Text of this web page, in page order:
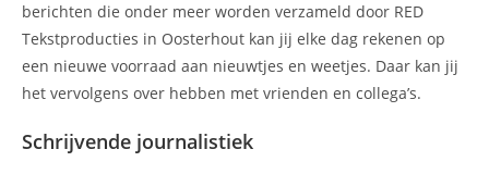
berichten die onder meer worden verzameld door RED
Tekstproducties in Oosterhout kan jij elke dag rekenen op
een nieuwe voorraad aan nieuwtjes en weetjes. Daar kan jij
het vervolgens over hebben met vrienden en collega’s.
Schrijvende journalistiek